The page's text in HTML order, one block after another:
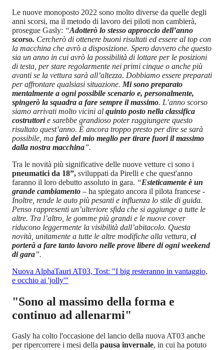
Le nuove monoposto 2022 sono molto diverse da quelle degli
anni scorsi, ma il metodo di lavoro dei piloti non cambierà,
prosegue Gasly: “Adotterò lo stesso approccio dell’anno
scorso. Cercherò di ottenere buoni risultati ed essere al top con
la macchina che avrò a disposizione. Spero davvero che questo
sia un anno in cui avrò la possibilità di lottare per le posizioni
di testa, per stare regolarmente nei primi cinque o anche più
avanti se la vettura sarà all’altezza. Dobbiamo essere preparati
per affrontare qualsiasi situazione. Mi sono preparato
mentalmente a ogni possibile scenario e, personalmente,
spingerò la squadra a fare sempre il massimo. L’anno scorso
siamo arrivati molto vicini al quinto posto nella classifica
costruttorie sarebbe grandioso poter raggiungere questo
risultato quest’anno. È ancora troppo presto per dire se sarà
possibile, ma farò del mio meglio per tirare fuori il massimo
dalla nostra macchina”.
Tra le novità più significative delle nuove vetture ci sono i
pneumatici da 18”, sviluppati da Pirelli e che quest'anno
faranno il loro debutto assoluto in gara. “Esteticamente è un
grande cambiamento – ha spiegato ancora il pilota francese -
Inoltre, rende le auto più pesanti e influenza lo stile di guida.
Penso rappresenti un’ulteriore sfida che si aggiunge a tutte le
altre. Tra l’altro, le gomme più grandi e le nuove cover
riducono leggermente la visibilità dall’abitacolo. Questa
novità, unitamente a tutte le altre modifiche alla vettura, ci
porterà a fare tanto lavoro nelle prove libere di ogni weekend
di gara”.
Nuova AlphaTauri AT03, Tost: "I big resteranno in vantaggio,
e occhio ai 'jolly'"
"Sono al massimo della forma e
continuo ad allenarmi"
Gasly ha colto l'occasione del lancio della nuova AT03 anche
per ripercorrere i mesi della pausa invernale, in cui ha potuto